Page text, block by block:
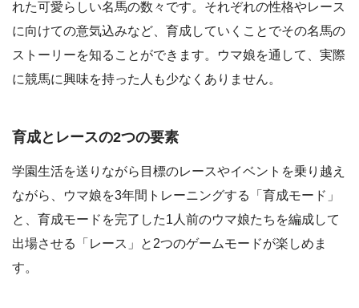
れた可愛らしい名馬の数々です。それぞれの性格やレース
に向けての意気込みなど、育成していくことでその名馬の
ストーリーを知ることができます。ウマ娘を通して、実際
に競馬に興味を持った人も少なくありません。
育成とレースの2つの要素
学園生活を送りながら目標のレースやイベントを乗り越え
ながら、ウマ娘を3年間トレーニングする「育成モード」
と、育成モードを完了した1人前のウマ娘たちを編成して
出場させる「レース」と2つのゲームモードが楽しめま
す。